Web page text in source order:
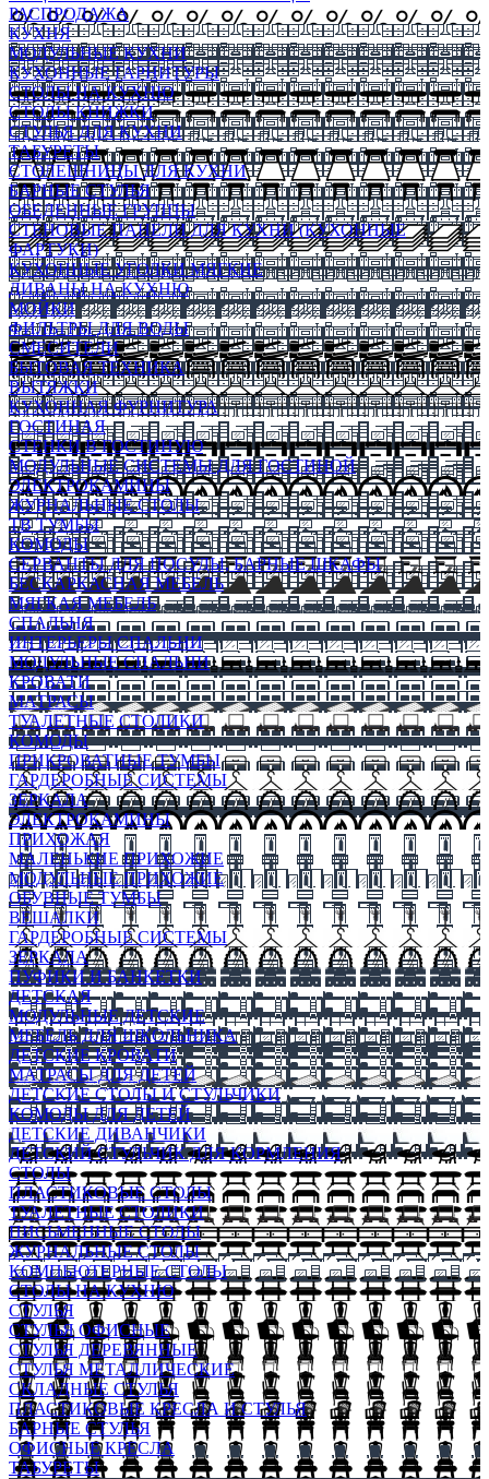
РАСПРОДАЖА
КУХНЯ
МОДУЛЬНЫЕ КУХНИ
КУХОННЫЕ ГАРНИТУРЫ
СТОЛЫ НА КУХНЮ
СТОЛЫ КНИЖКИ
СТУЛЬЯ ДЛЯ КУХНИ
ТАБУРЕТЫ
СТОЛЕШНИЦЫ ДЛЯ КУХНИ
БАРНЫЕ СТУЛЬЯ
ОБЕДЕННЫЕ ГРУППЫ
СТЕНОВЫЕ ПАНЕЛИ ДЛЯ КУХНИ (КУХОННЫЕ
ФАРТУКИ)
КУХОННЫЕ УГОЛКИ МЯГКИЕ
ДИВАНЫ НА КУХНЮ
МОЙКИ
ФИЛЬТРЫ ДЛЯ ВОДЫ
СМЕСИТЕЛИ
БЫТОВАЯ ТЕХНИКА
ВЫТЯЖКИ
КУХОННАЯ ФУРНИТУРА
ГОСТИНАЯ
СТЕНКИ В ГОСТИНУЮ
МОДУЛЬНЫЕ СИСТЕМЫ ДЛЯ ГОСТИНОЙ
ЭЛЕКТРОКАМИНЫ
ЖУРНАЛЬНЫЕ СТОЛЫ
ТВ ТУМБЫ
КОМОДЫ
СЕРВАНТЫ ДЛЯ ПОСУДЫ, БАРНЫЕ ШКАФЫ
БЕСКАРКАСНАЯ МЕБЕЛЬ
МЯГКАЯ МЕБЕЛЬ
СПАЛЬНЯ
ИНТЕРЬЕРЫ СПАЛЬНИ
МОДУЛЬНЫЕ СПАЛЬНИ
КРОВАТИ
МАТРАСЫ
ТУАЛЕТНЫЕ СТОЛИКИ
КОМОДЫ
ПРИКРОВАТНЫЕ ТУМБЫ
ГАРДЕРОБНЫЕ СИСТЕМЫ
ЗЕРКАЛА
ЭЛЕКТРОКАМИНЫ
ПРИХОЖАЯ
МАЛЕНЬКИЕ ПРИХОЖИЕ
МОДУЛЬНЫЕ ПРИХОЖИЕ
ОБУВНЫЕ ТУМБЫ
ВЕШАЛКИ
ГАРДЕРОБНЫЕ СИСТЕМЫ
ЗЕРКАЛА
ПУФИКИ И БАНКЕТКИ
ДЕТСКАЯ
МОДУЛЬНЫЕ ДЕТСКИЕ
МЕБЕЛЬ ДЛЯ ШКОЛЬНИКА
ДЕТСКИЕ КРОВАТИ
МАТРАСЫ ДЛЯ ДЕТЕЙ
ДЕТСКИЕ СТОЛЫ И СТУЛЬЧИКИ
КОМОДЫ ДЛЯ ДЕТЕЙ
ДЕТСКИЕ ДИВАНЧИКИ
ДЕТСКИЙ СТУЛЬЧИК ДЛЯ КОРМЛЕНИЯ
СТОЛЫ
ПЛАСТИКОВЫЕ СТОЛЫ
ТУАЛЕТНЫЕ СТОЛИКИ
ПИСЬМЕННЫЕ СТОЛЫ
ЖУРНАЛЬНЫЕ СТОЛЫ
КОМПЬЮТЕРНЫЕ СТОЛЫ
СТОЛЫ НА КУХНЮ
СТУЛЬЯ
СТУЛЬЯ ОФИСНЫЕ
СТУЛЬЯ ДЕРЕВЯННЫЕ
СТУЛЬЯ МЕТАЛЛИЧЕСКИЕ
СКЛАДНЫЕ СТУЛЬЯ
ПЛАСТИКОВЫЕ КРЕСЛА И СТУЛЬЯ
БАРНЫЕ СТУЛЬЯ
ОФИСНЫЕ КРЕСЛА
ТАБУРЕТЫ